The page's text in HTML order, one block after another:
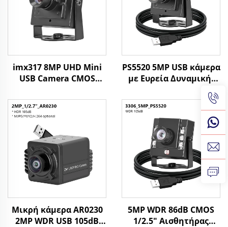
imx317 8MP UHD Mini
USB Camera CMOS
Play κάμερα ασφαλείας
για βιομηχανικό
PS5520 5MP USB κάμερα
με Ευρεία Δυναμική,
WDR 86dB, CMOS 30FPS,
Μικροσκοπική
Ιστοκάμερα για
Android, Αναγνώριση
Προσώπου,
Βιομηχανική Όραση
Μηχανής
Μικρή κάμερα AR0230
2MP WDR USB 105dB
5MP WDR 86dB CMOS
1/2.5" Αισθητήρας